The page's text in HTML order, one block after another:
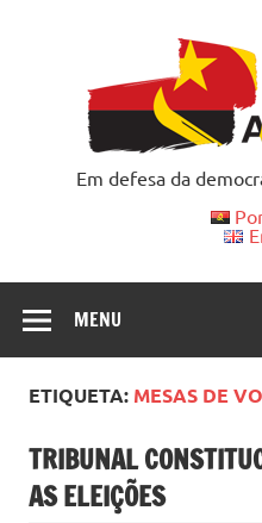
Em defesa da
MENU
ETIQUETA: MESAS DE
TRIBUNAL
AS ELEIÇÕES